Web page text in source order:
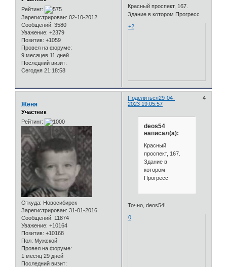
Рейтинг:
Зарегистрирован: 02-10-2012
Сообщений: 3580
Уважение: +2379
Позитив: +1059
Провел на форуме:
9 месяцев 11 дней
Последний визит:
Сегодня 21:18:58
Красный проспект, 167.
Здание в котором Прогресс
+2
Поделиться 4
29-04-
2023 19:05:57
Женя
Участник
Рейтинг:
Откуда: Новосибирск
Зарегистрирован: 31-01-2016
Сообщений: 11874
Уважение: +10164
Позитив: +10168
Пол: Мужской
Провел на форуме:
1 месяц 29 дней
Последний визит:
deos54
написал(а):
Красный
проспект, 167.
Здание в
котором
Прогресс
Точно, deos54!
0